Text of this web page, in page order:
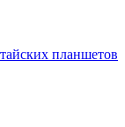
планшетов